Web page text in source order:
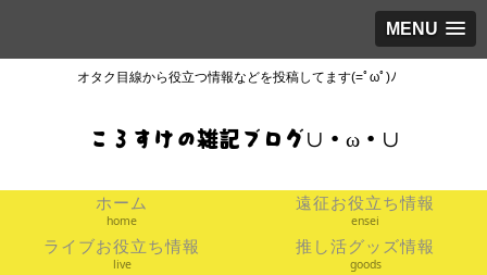
MENU
オタク目線から役立つ情報などを投稿してます(=ﾟωﾟ)ﾉ
ころすけの雑記ブログ∪・ω・∪
ホーム
home
遠征お役立ち情報
ensei
ライブお役立ち情報
live
推し活グッズ情報
goods